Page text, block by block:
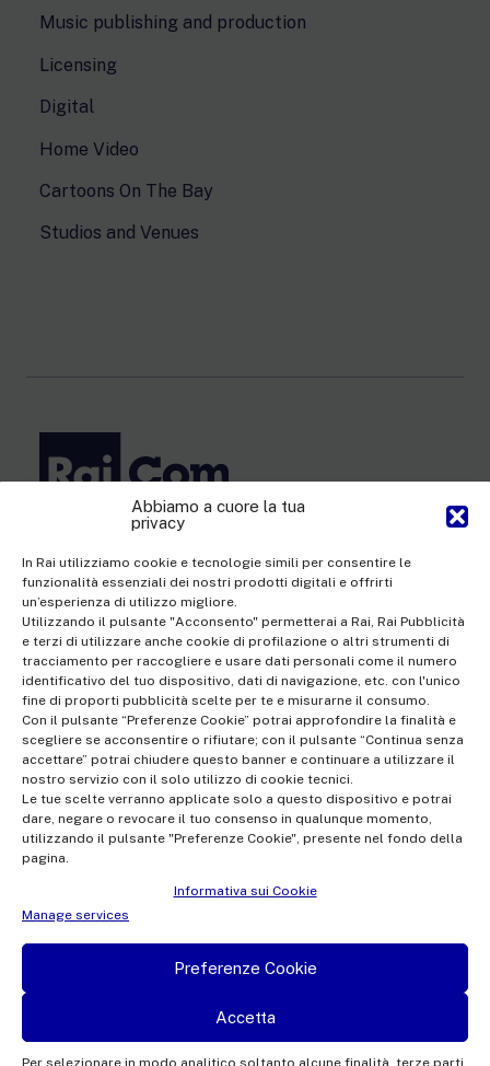
Abbiamo a cuore la tua
privacy
In Rai utilizziamo cookie e tecnologie simili per consentire le
funzionalità essenziali dei nostri prodotti digitali e offrirti
un’esperienza di utilizzo migliore.
Utilizzando il pulsante "Acconsento" permetterai a Rai, Rai Pubblicità
e terzi di utilizzare anche cookie di profilazione o altri strumenti di
tracciamento per raccogliere e usare dati personali come il numero
identificativo del tuo dispositivo, dati di navigazione, etc. con l'unico
fine di proporti pubblicità scelte per te e misurarne il consumo.
Con il pulsante “Preferenze Cookie” potrai approfondire la finalità e
scegliere se acconsentire o rifiutare; con il pulsante “Continua senza
accettare” potrai chiudere questo banner e continuare a utilizzare il
nostro servizio con il solo utilizzo di cookie tecnici.
Le tue scelte verranno applicate solo a questo dispositivo e potrai
dare, negare o revocare il tuo consenso in qualunque momento,
utilizzando il pulsante "Preferenze Cookie", presente nel fondo della
pagina.
Informativa sui Cookie
Manage services
Preferenze Cookie
Accetta
Per selezionare in modo analitico soltanto alcune finalità, terze parti
Music publishing and production
Licensing
Digital
Home Video
Cartoons On The Bay
Studios and Venues
Rai Com S.p.A. - Single-member company
Registered office Via Umberto Novaro, 18 00195 Rome
Share Capital €10,320,000.00 fully paid up | Data Protection
Officer: dporaicom@rai.it | Management and coordination: Rai -
Radiotelevisione italiana S.p.A.
Office of the Company Register of Rome | VAT no.
12865250158 | REA no. RM- 949207 | Rai Com 2022 - All rights
reserved | © Rai Com 2026 - Tutti i diritti riservati
Facebook
Privacy Policy